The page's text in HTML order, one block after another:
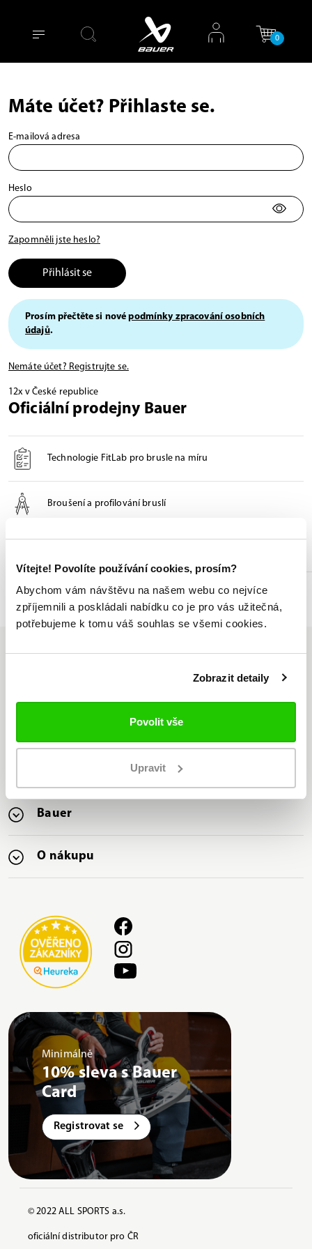
Vítejte! Povolíte používání cookies, prosím?
Abychom vám návštěvu na našem webu co nejvíce
zpříjemnili a poskládali nabídku co je pro vás užitečná,
potřebujeme k tomu váš souhlas se všemi cookies.
Zobrazit detaily
Povolit vše
Upravit
0
Máte účet? Přihlaste se.
E-mailová adresa
Heslo
Zapomněli jste heslo?
Přihlásit se
Prosím přečtěte si novépodmínky zpracování osobních
údajů.
Nemáte účet? Registrujte se.
12x v České republice
Oficiální prodejny Bauer
Technologie FitLab pro brusle na míru
Broušení a profilování bruslí
Seznam prodejen
Jsme jediný oficiální
Nabízíme nejširší sortiment
Bauer
O nákupu
Minimálně
10% sleva s Bauer
Card
Registrovat se
© 2022 ALL SPORTS a.s.
oficiální distributor pro ČR